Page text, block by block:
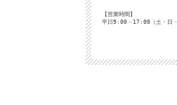
【営業時間】
平日9:00－17:00（土・日・